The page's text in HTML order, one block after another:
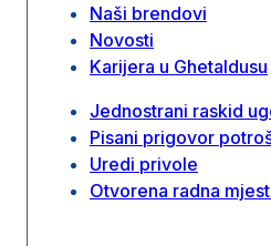
Naši brendovi
Novosti
Karijera u Ghetaldusu
Jednostrani raskid
Pisani prigovor
Uredi privole
Otvorena radna